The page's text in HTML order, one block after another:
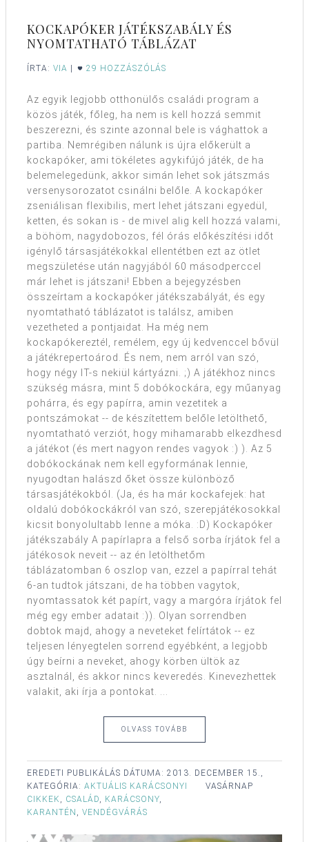
KOCKAPÓKER JÁTÉKSZABÁLY ÉS
NYOMTATHATÓ TÁBLÁZAT
ÍRTA: VIA | 29 HOZZÁSZÓLÁS
Az egyik legjobb otthonülős családi program a
közös játék, főleg, ha nem is kell hozzá semmit
beszerezni, és szinte azonnal bele is vághattok a
partiba. Nemrégiben nálunk is újra előkerült a
kockapóker, ami tökéletes agykifújó játék, de ha
belemelegedünk, akkor simán lehet sok játszmás
versenysorozatot csinálni belőle. A kockapóker
zseniálisan flexibilis, mert lehet játszani egyedül,
ketten, és sokan is - de mivel alig kell hozzá valami,
a böhöm, nagydobozos, fél órás előkészítési időt
igénylő társasjátékokkal ellentétben ezt az ötlet
megszületése után nagyjából 60 másodperccel
már lehet is játszani! Ebben a bejegyzésben
összeírtam a kockapóker játékszabályát, és egy
nyomtatható táblázatot is találsz, amiben
vezetheted a pontjaidat. Ha még nem
kockapókereztél, remélem, egy új kedvenccel bővül
a játékrepertoárod. És nem, nem arról van szó,
hogy négy IT-s nekiül kártyázni. ;) A játékhoz nincs
szükség másra, mint 5 dobókockára, egy műanyag
pohárra, és egy papírra, amin vezetitek a
pontszámokat -- de készítettem belőle letölthető,
nyomtatható verziót, hogy mihamarabb elkezdhesd
a játékot (és mert nagyon rendes vagyok :) ). Az 5
dobókockának nem kell egyformának lennie,
nyugodtan halászd őket össze különböző
társasjátékokból. (Ja, és ha már kockafejek: hat
oldalú dobókockákról van szó, szerepjátékosokkal
kicsit bonyolultabb lenne a móka. :D) Kockapóker
játékszabály A papírlapra a felső sorba írjátok fel a
játékosok neveit -- az én letölthetőm
táblázatomban 6 oszlop van, ezzel a papírral tehát
6-an tudtok játszani, de ha többen vagytok,
nyomtassatok két papírt, vagy a margóra írjátok fel
még egy ember adatait :)). Olyan sorrendben
dobtok majd, ahogy a neveteket felírtátok -- ez
teljesen lényegtelen sorrend egyébként, a legjobb
úgy beírni a neveket, ahogy körben ültök az
asztalnál, és akkor nincs keveredés. Kinevezhettek
valakit, aki írja a pontokat. ...
OLVASS TOVÁBB
EREDETI PUBLIKÁLÁS DÁTUMA: 2013. DECEMBER 15.,
VASÁRNAP
KATEGÓRIA: AKTUÁLIS KARÁCSONYI
CIKKEK
CSALÁD KARÁCSONY
KARANTÉN
VENDÉGVÁRÁS